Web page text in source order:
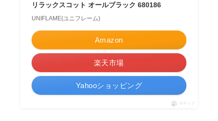
リラックスコット オールブラック 680186
UNIFLAME(ユニフレーム)
Amazon
楽天市場
Yahooショッピング
ポチップ